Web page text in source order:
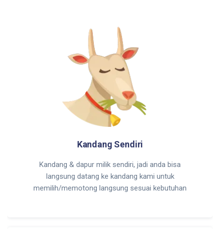
Kandang Sendiri
Kandang & dapur milik sendiri, jadi anda bisa
langsung datang ke kandang kami untuk
memilih/memotong langsung sesuai kebutuhan